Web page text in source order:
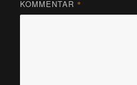
KOMMENTAR *